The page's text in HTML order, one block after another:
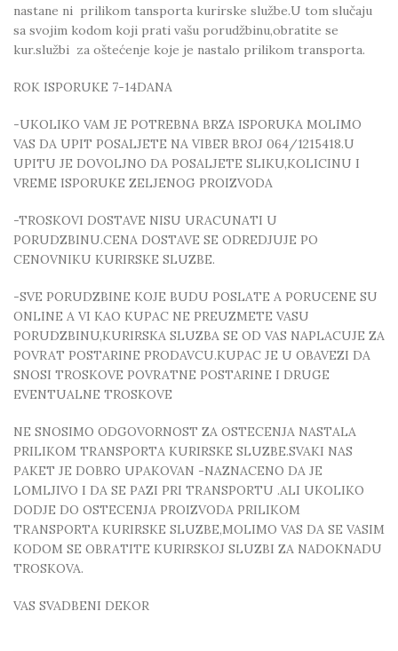
nastane ni prilikom tansporta kurirske službe.U tom slučaju
sa svojim kodom koji prati vašu porudžbinu,obratite se
kur.službi za oštećenje koje je nastalo prilikom transporta.
ROK ISPORUKE 7-14DANA
-UKOLIKO VAM JE POTREBNA BRZA ISPORUKA MOLIMO
VAS DA UPIT POSALJETE NA VIBER BROJ 064/1215418.U
UPITU JE DOVOLJNO DA POSALJETE SLIKU,KOLICINU I
VREME ISPORUKE ZELJENOG PROIZVODA
-TROSKOVI DOSTAVE NISU URACUNATI U
PORUDZBINU.CENA DOSTAVE SE ODREDJUJE PO
CENOVNIKU KURIRSKE SLUZBE.
-SVE PORUDZBINE KOJE BUDU POSLATE A PORUCENE SU
ONLINE A VI KAO KUPAC NE PREUZMETE VASU
PORUDZBINU,KURIRSKA SLUZBA SE OD VAS NAPLACUJE ZA
POVRAT POSTARINE PRODAVCU.KUPAC JE U OBAVEZI DA
SNOSI TROSKOVE POVRATNE POSTARINE I DRUGE
EVENTUALNE TROSKOVE
NE SNOSIMO ODGOVORNOST ZA OSTECENJA NASTALA
PRILIKOM TRANSPORTA KURIRSKE SLUZBE.SVAKI NAS
PAKET JE DOBRO UPAKOVAN -NAZNACENO DA JE
LOMLJIVO I DA SE PAZI PRI TRANSPORTU .ALI UKOLIKO
DODJE DO OSTECENJA PROIZVODA PRILIKOM
TRANSPORTA KURIRSKE SLUZBE,MOLIMO VAS DA SE VASIM
KODOM SE OBRATITE KURIRSKOJ SLUZBI ZA NADOKNADU
TROSKOVA.
VAS SVADBENI DEKOR